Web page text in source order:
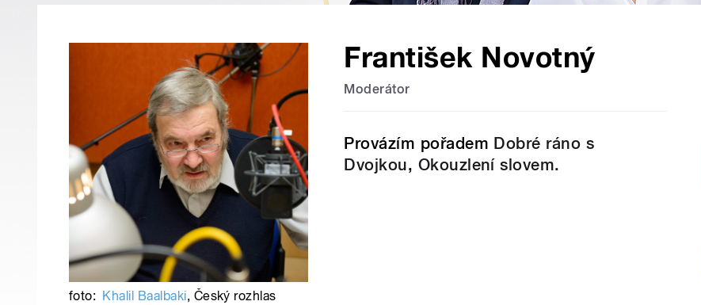
František Novotný
Moderátor
Provázím pořadem Dobré ráno s
Dvojkou, Okouzlení slovem.
foto: Khalil Baalbaki, Český rozhlas